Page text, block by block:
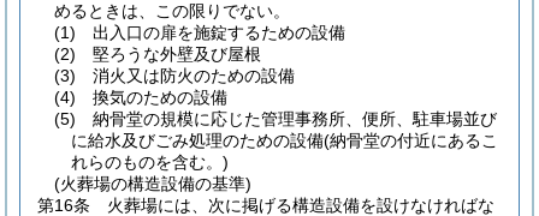
めるときは、この限りでない。
(1)
出入口の扉を施錠するための設備
(2)
堅ろうな外壁及び屋根
(3)
消火又は防火のための設備
(4)
換気のための設備
(5)
納骨堂の規模に応じた管理事務所、便所、駐車場並び
に給水及びごみ処理のための設備(納骨堂の付近にあるこ
れらのものを含む。)
(火葬場の構造設備の基準)
第16条
火葬場には、次に掲げる構造設備を設けなければな